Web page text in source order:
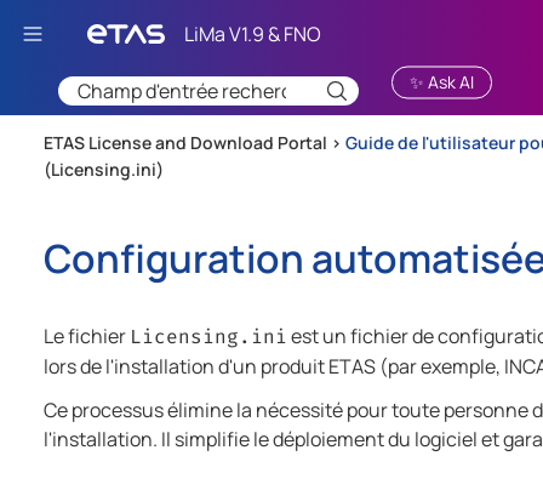
Passer au contenu principal
✨ Ask AI
ETAS License and Download Portal > Guide de l'utilisateur
(Licensing.ini)
Configuration
Le fichier Licensing.iniest un fichier de
lors de l'installation d'un produit ETAS (par exemple,
Ce processus élimine la nécessité pour toute
l'installation. Il simplifie le déploiement du logiciel et